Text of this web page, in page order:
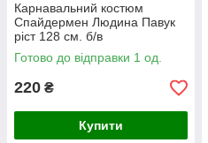
Карнавальний костюм
Спайдермен Людина Павук
ріст 128 см. б/в
Готово до відправки 1 од.
220 ₴
Купити